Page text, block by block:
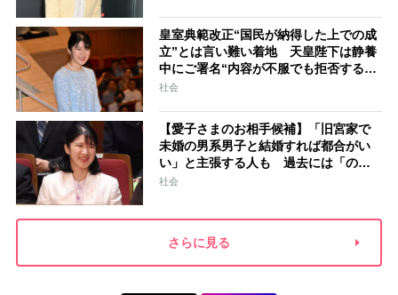
皇室典範改正“国民が納得した上での成
立”とは言い難い着地 天皇陛下は静養
中にご署名“内容が不服でも拒否するこ
とはできない” 米大手紙は男系男子に
社会
【愛子さまのお相手候補】「旧宮家で
未婚の男系男子と結婚すれば都合がい
い」と主張する人も 過去には「のび
太くん」「野球部エース」「華道家元
社会
さらに見る